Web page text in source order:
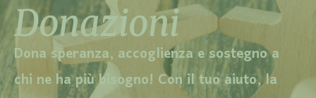
Donazioni
Dona speranza, accoglienza e sostegno a
chi ne ha più bisogno! Con il tuo aiuto, la